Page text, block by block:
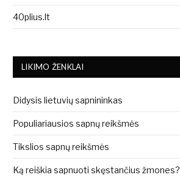
40plius.lt
LIKIMO ŽENKLAI
Didysis lietuvių sapnininkas
Populiariausios sapnų reikšmės
Tikslios sapnų reikšmės
Ką reiškia sapnuoti skęstančius žmones?